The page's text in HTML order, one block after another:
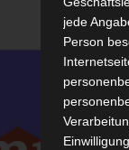
jede
Person